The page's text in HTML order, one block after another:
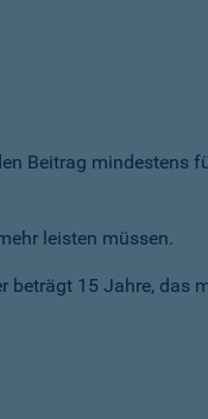
Beitrag mindestens
leisten müssen.
15 Jahre, das